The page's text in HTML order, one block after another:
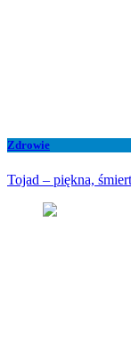
Zdrowie
Tojad – piękna,